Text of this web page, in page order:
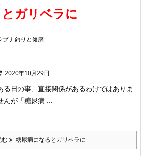
ガリベラに
ブナ釣りと健康
2020年10月29日
る日の事、直接関係があるわけではありま
んが「糖尿病 ...
む 糖尿病になるとガリベラに